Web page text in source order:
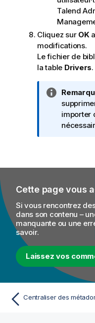
Talend
Cliquez sur OK
modifications.
Le fichier de
la table Drivers.
N
o
t
e
o
m
a
t
i
n
s
importer
Cette page vous
Si vous rencontrez
dans son contenu –
manquante ou une
savoir.
Laissez vos